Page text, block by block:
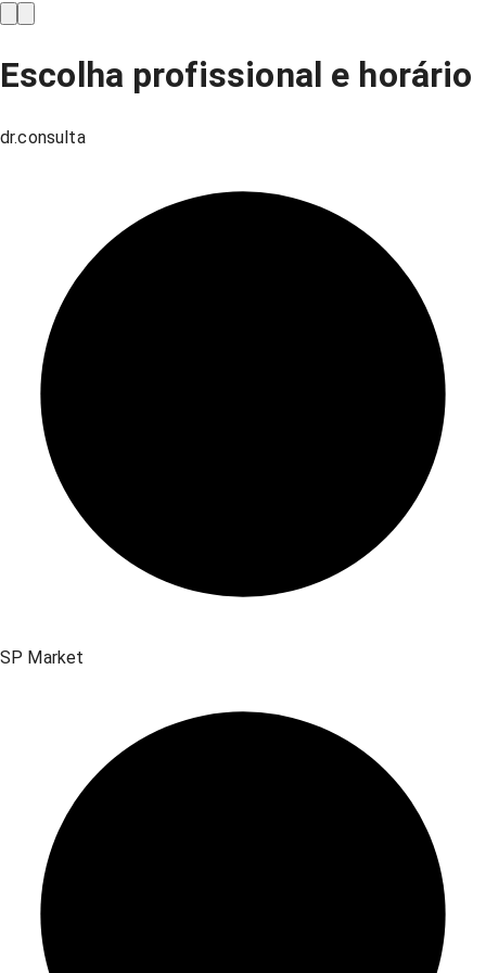
Escolha profissional e horário
dr.consulta
SP Market